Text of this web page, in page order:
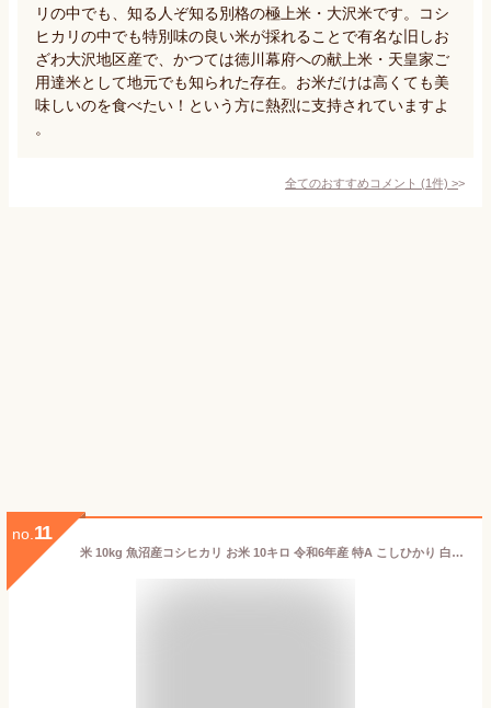
リの中でも、知る人ぞ知る別格の極上米・大沢米です。コシ
ヒカリの中でも特別味の良い米が採れることで有名な旧しお
ざわ大沢地区産で、かつては徳川幕府への献上米・天皇家ご
用達米として地元でも知られた存在。お米だけは高くても美
味しいのを食べたい！という方に熱烈に支持されていますよ
。
全てのおすすめコメント (1件) >
no. 11
米 10kg 魚沼産コシヒカリ お米 10キロ 令和6年産 特A こしひかり 白米 産直 精米 5kgx2袋 送料無料 (沖縄のぞく)